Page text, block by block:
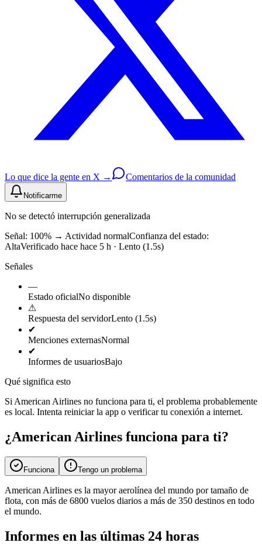
Lo que dice la gente en X → Comentarios de la comunidad
Notificarme
No se detectó interrupción generalizada
Señal: 100% → Actividad normalConfianza del estado:
AltaVerificado hace hace 5 h · Lento (1.5s)
Señales
—
Estado oficialNo disponible
⚠
Respuesta del servidorLento (1.5s)
✔
Menciones externasNormal
✔
Informes de usuariosBajo
Qué significa esto
Si American Airlines no funciona para ti, el problema probablemente
es local. Intenta reiniciar la app o verificar tu conexión a internet.
¿American Airlines funciona para ti?
Funciona Tengo un problema
American Airlines es la mayor aerolínea del mundo por tamaño de
flota, con más de 6800 vuelos diarios a más de 350 destinos en todo
el mundo.
Informes en las últimas 24 horas